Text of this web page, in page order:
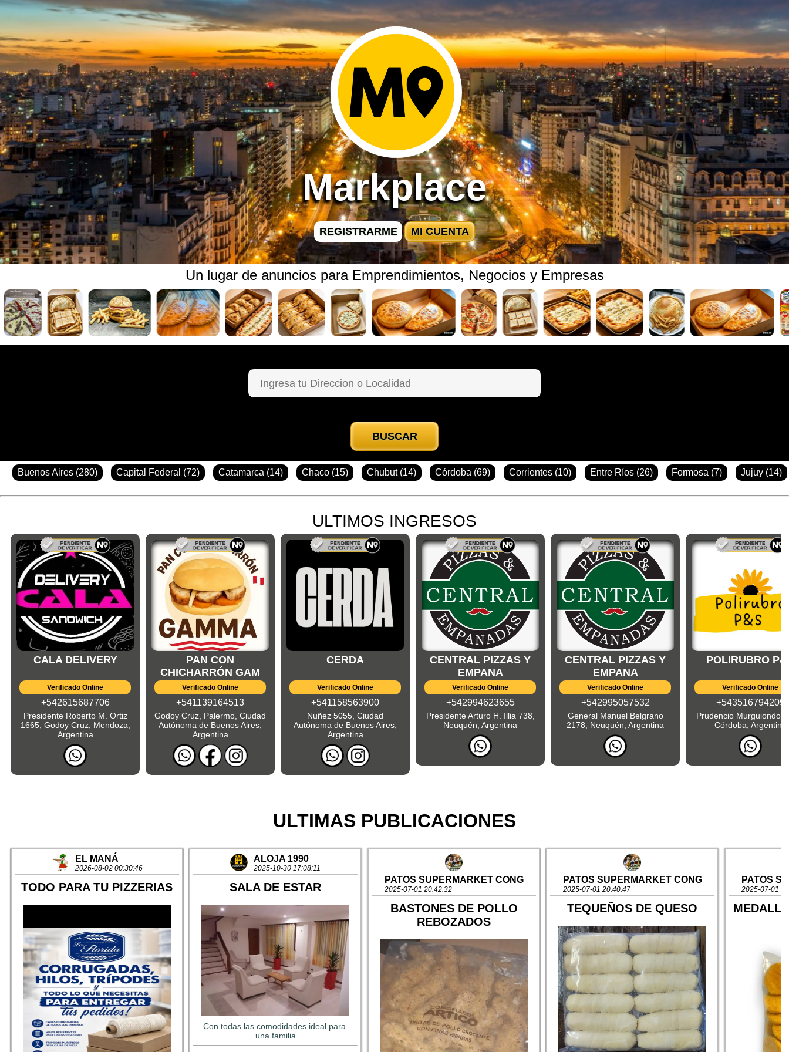
Markplace
REGISTRARME MI CUENTA
Un lugar de anuncios para Emprendimientos, Negocios y Empresas
BUSCAR
Buenos Aires (280) Capital Federal (72) Catamarca (14) Chaco (15) Chubut (14) Córdoba (69) Corrientes (10) Entre Ríos (26) Formosa (7) Jujuy (14)
ULTIMOS INGRESOS
CALA DELIVERY
Verificado Online
+542615687706
Presidente Roberto M. Ortiz
1665, Godoy Cruz, Mendoza,
Argentina
PAN CON
CHICHARRÓN GAM
Verificado Online
+541139164513
Godoy Cruz, Palermo, Ciudad
Autónoma de Buenos Aires,
Argentina
CERDA
Verificado Online
+541158563900
Nuñez 5055, Ciudad
Autónoma de Buenos Aires,
Argentina
CENTRAL PIZZAS Y
EMPANA
Verificado Online
+542994623655
Presidente Arturo H. Illia 738,
Neuquén, Argentina
CENTRAL PIZZAS Y
EMPANA
Verificado Online
+542995057532
General Manuel Belgrano
2178, Neuquén, Argentina
POLIRUBRO
Verificado Online
+543516794209
Prudencio Murguiondo
Córdoba, Argentina
ULTIMAS PUBLICACIONES
EL MANÁ
2026-08-02 00:30:46
TODO PARA TU PIZZERIAS
ALOJA 1990
2025-10-30 17:08:11
SALA DE ESTAR
Con todas las comodidades ideal para
una familia
PATOS SUPERMARKET CONG
2025-07-01 20:42:32
BASTONES DE POLLO
REBOZADOS
PATOS SUPERMARKET CONG
2025-07-01 20:40:47
TEQUEÑOS DE QUESO
PATOS
2025-07-01